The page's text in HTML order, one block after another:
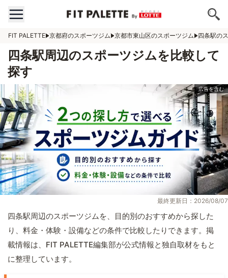
FIT PALETTE 京都府のスポーツジム 京都市東山区のスポーツジム 四条駅の
四条駅周辺のスポーツジムを比較して
探す
最終更新日：2026/08/07
四条駅周辺のスポーツジムを、目的別のおすすめから探した
り、料金・体験・設備などの条件で比較したりできます。掲
載情報は、FIT PALETTE編集部が公式情報と独自取材をもと
に整理しています。